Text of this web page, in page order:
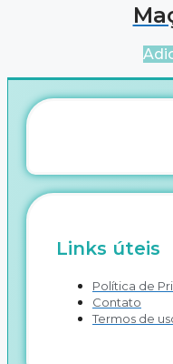
Links úteis
Política de
Contato
Termos de